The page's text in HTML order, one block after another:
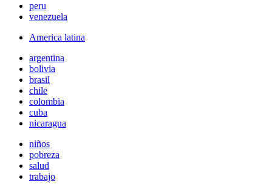
peru
venezuela
America latina
argentina
bolivia
brasil
chile
colombia
cuba
nicaragua
niños
pobreza
salud
trabajo